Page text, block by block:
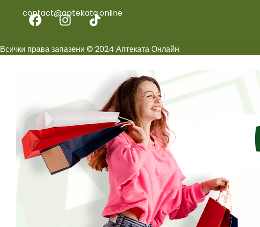
contact@aptekata.online
Всички права запазени © 2024 Аптеката Онлайн.